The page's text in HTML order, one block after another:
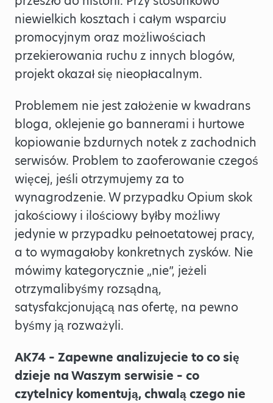
niewielkich kosztach i całym wsparciu
promocyjnym oraz możliwościach
przekierowania ruchu z innych blogów,
projekt okazał się nieopłacalnym.
Problemem nie jest założenie w kwadrans
bloga, oklejenie go bannerami i hurtowe
kopiowanie bzdurnych notek z zachodnich
serwisów. Problem to zaoferowanie czegoś
więcej, jeśli otrzymujemy za to
wynagrodzenie. W przypadku Opium skok
jakościowy i ilościowy byłby możliwy
jedynie w przypadku pełnoetatowej pracy,
a to wymagałoby konkretnych zysków. Nie
mówimy kategorycznie „nie”, jeżeli
otrzymalibyśmy rozsądną,
satysfakcjonującą nas ofertę, na pewno
byśmy ją rozważyli.
AK74 – Zapewne analizujecie to co się
dzieje na Waszym serwisie – co
czytelnicy komentują, chwalą czego nie